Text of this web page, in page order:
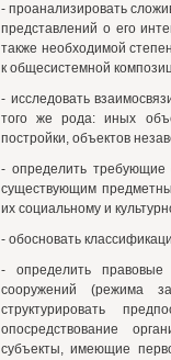
- проанализировать
представлений о его
также необходимой
к общесистемной
- исследовать
того же рода: иных
постройки, объектов
- определить требующие
существующим
их социальному и
- обосновать
- определить
сооружений (режима
структурировать
опосредствование
субъекты, имеющие